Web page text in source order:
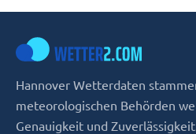
Hannover Wetterdaten
meteorologischen Behörden
Genauigkeit und